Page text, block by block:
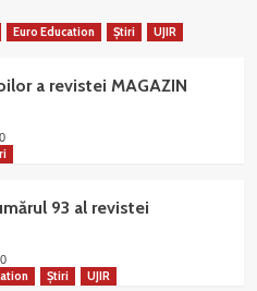
Euro Education Știri UJIR
a revistei MAGAZIN
0
93 al revistei
0
Știri UJIR